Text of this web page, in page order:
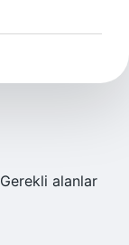
Gerekli alanlar